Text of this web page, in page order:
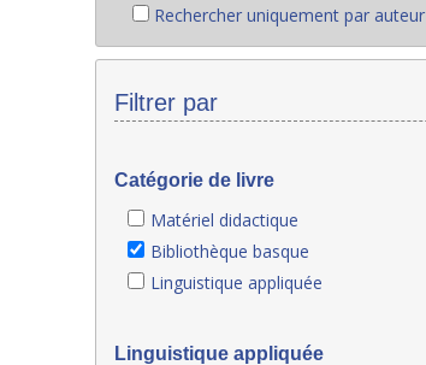
Rechercher uniquement par auteur
Filtrer par
Catégorie de livre
Matériel didactique
Bibliothèque basque
Linguistique appliquée
Linguistique appliquée